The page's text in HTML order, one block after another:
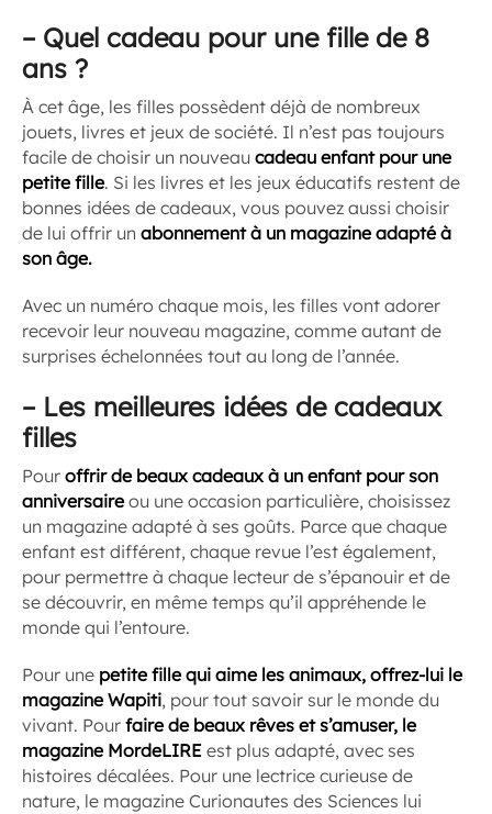
– Quel cadeau pour une fille de 8
ans ?
À cet âge, les filles possèdent déjà de nombreux
jouets, livres et jeux de société. Il n’est pas toujours
facile de choisir un nouveau cadeau enfant pour une
petite fille. Si les livres et les jeux éducatifs restent de
bonnes idées de cadeaux, vous pouvez aussi choisir
de lui offrir un abonnement à un magazine adapté à
son âge.
Avec un numéro chaque mois, les filles vont adorer
recevoir leur nouveau magazine, comme autant de
surprises échelonnées tout au long de l’année.
– Les meilleures idées de cadeaux
filles
Pour offrir de beaux cadeaux à un enfant pour son
anniversaireou une occasion particulière, choisissez
un magazine adapté à ses goûts. Parce que chaque
enfant est différent, chaque revue l’est également,
pour permettre à chaque lecteur de s’épanouir et de
se découvrir, en même temps qu’il appréhende le
monde qui l’entoure.
Pour une petite fille qui aime les animaux, offrez-lui le
magazine Wapiti, pour tout savoir sur le monde du
vivant. Pour faire de beaux rêves et s’amuser, le
magazine MordeLIRE est plus adapté, avec ses
histoires décalées. Pour une lectrice curieuse de
nature, le magazine Curionautes des Sciences lui